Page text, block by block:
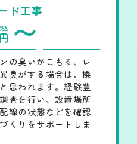
ド工事
〜
込
の臭いがこもる、レ
臭がする場合は、換
思われます。経験豊
査を行い、設置場所
線の状態などを確認
くりをサポートしま